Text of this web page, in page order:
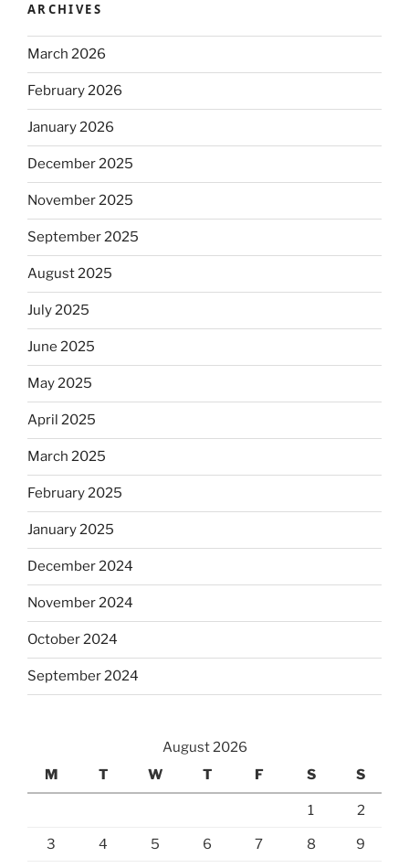
ARCHIVES
March 2026
February 2026
January 2026
December 2025
November 2025
September 2025
August 2025
July 2025
June 2025
May 2025
April 2025
March 2025
February 2025
January 2025
December 2024
November 2024
October 2024
September 2024
August 2026
M
T W T F S S
1 2
3 4 5 6 7 8 9